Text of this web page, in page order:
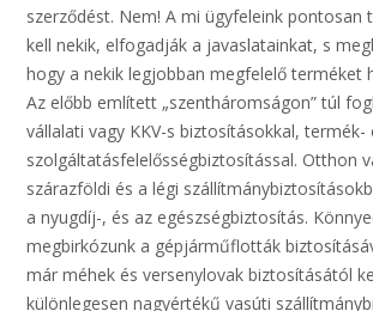
szerződést. Nem! A mi ügyfeleink pontosan
kell nekik, elfogadják a javaslatainkat, s
hogy a nekik legjobban megfelelő terméket
Az előbb említett „szentháromságon” túl
vállalati vagy KKV-s biztosításokkal, termék-
szolgáltatásfelelősségbiztosítással. Otthon
szárazföldi és a légi
a nyugdíj-, és az egészségbiztosítás.
megbirkózunk a gépjárműflották
már méhek és versenylovak biztosításától
különlegesen nagyértékű vasúti